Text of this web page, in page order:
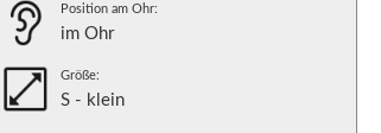
Position am Ohr:
im Ohr
Größe:
S - klein